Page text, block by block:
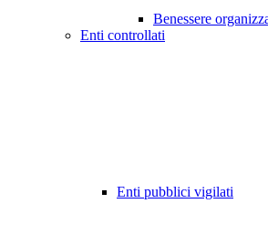
Benessere
Enti controllati
Enti pubblici vigilati